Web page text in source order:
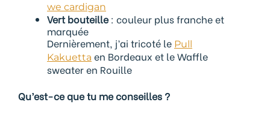
we cardigan
Vert bouteille: couleur plus franche et
marquée
Dernièrement, j’ai tricoté le Pull
Kakuetta en Bordeaux et le Waffle
sweater en Rouille
Qu’est-ce que tu me conseilles ?